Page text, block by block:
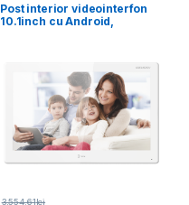
Post interior videointerfon
10.1inch cu Android,
3,554.61lei